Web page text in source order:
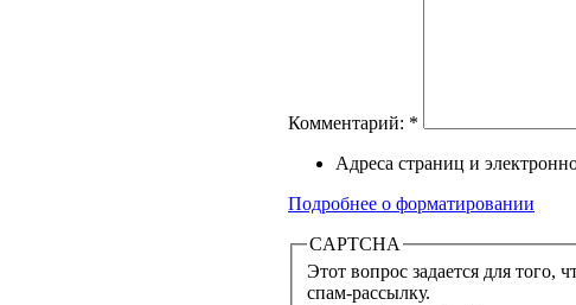
Комментарий: *
Адреса страниц и
Подробнее о форматировании
CAPTCHA
Этот вопрос задается для того, чтобы выяснить,
спам-рассылку.